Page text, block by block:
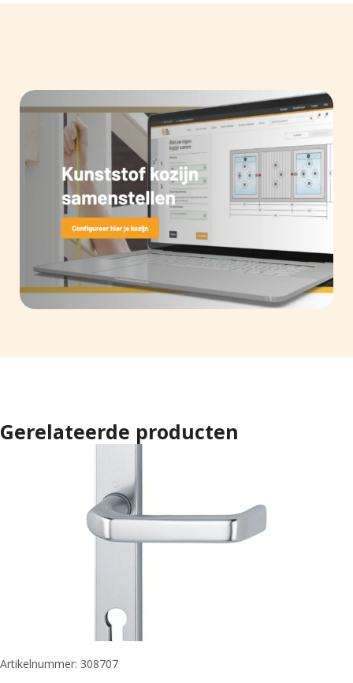
Gerelateerde producten
Artikelnummer: 308707